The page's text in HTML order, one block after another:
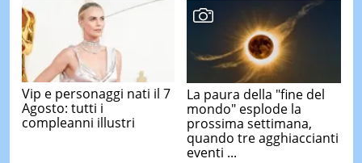
Vip e personaggi nati il 7
Agosto: tutti i
compleanni illustri
La paura della "fine del
mondo" esplode la
prossima settimana,
quando tre agghiaccianti
eventi ...